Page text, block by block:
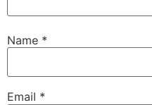
Name *
Email *